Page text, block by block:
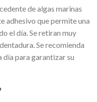
de algas marinas
adhesivo que permite una
el día. Se retiran muy
Se recomienda
día para garantizar su